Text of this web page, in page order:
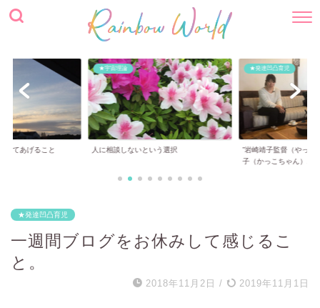
めてあげること
★宇宙理論
人に相談しないという選択
★発達凹凸育児
”岩崎靖子監督（やっち
子（かっこちゃん）...
★発達凹凸育児
一週間ブログをお休みして感じるこ
と。
2018年11月2日 / 2019年11月1日